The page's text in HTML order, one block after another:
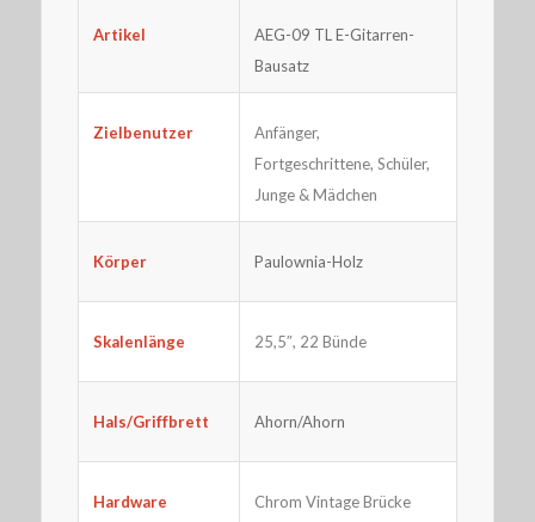
Artikel
AEG-09 TL E-Gitarren-
Bausatz
Zielbenutzer
Anfänger,
Fortgeschrittene, Schüler,
Junge & Mädchen
Körper Paulownia-Holz
Skalenlänge 25,5″, 22 Bünde
Hals/Griffbrett Ahorn/Ahorn
Hardware Chrom Vintage Brücke